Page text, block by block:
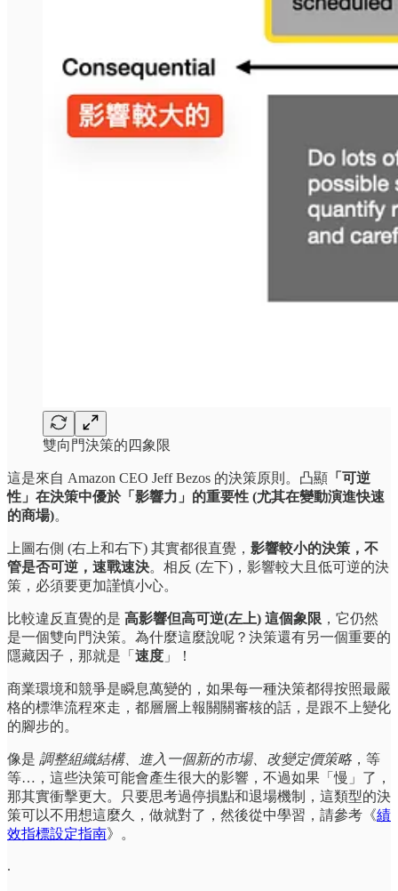
雙向門決策的四象限
這是來自 Amazon CEO Jeff Bezos 的決策原則。凸顯 「可逆
性」在決策中優於「影響力」的重要性 (尤其在變動演進快速
的商場)。
上圖右側 (右上和右下) 其實都很直覺， 影響較小的決策，不
管是否可逆，速戰速決。相反 (左下)，影響較大且低可逆的決
策，必須要更加謹慎小心。
比較違反直覺的是 高影響但高可逆(左上) 這個象限 ，它仍然
是一個雙向門決策。為什麼這麼說呢？決策還有另一個重要的
隱藏因子，那就是「 速度 」！
商業環境和競爭是瞬息萬變的，如果每一種決策都得按照最嚴
格的標準流程來走，都層層上報關關審核的話，是跟不上變化
的腳步的。
像是 調整組織結構、進入一個新的市場、改變定價策略 ，等
等…，這些決策可能會產生很大的影響，不過如果「慢」了，
那其實衝擊更大。只要思考過停損點和退場機制，這類型的決
策可以不用想這麼久，做就對了，然後從中學習，請參考《績
效指標設定指南》。
.